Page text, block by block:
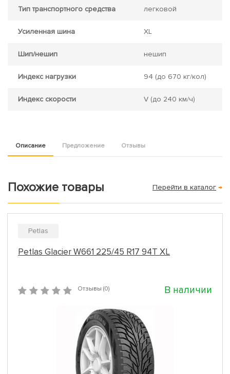
Тип транспортного средства легковой
Усиленная шина XL
Шип/нешип нешип
Индекс нагрузки 94 (до 670 кг/кол)
Индекс скорости V (до 240 км/ч)
Описание Предложение Отзывы
Похожие товары Перейти в каталог →
Petlas
Petlas Glacier W661 225/45 R17 94T XL
Отзывы (0) В наличии